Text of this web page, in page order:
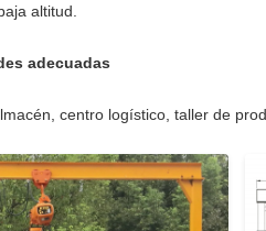
altitud.
adecuadas
centro logístico, taller de